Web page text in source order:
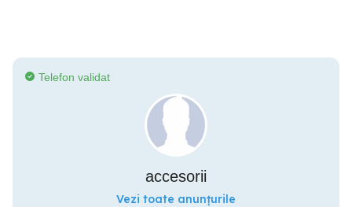
Telefon validat
accesorii
Vezi toate anunțurile